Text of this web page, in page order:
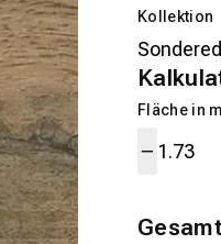
Kollektion
Fläche in